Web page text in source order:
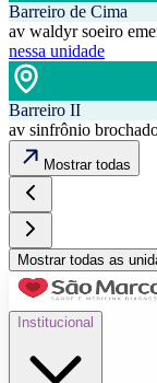
Barreiro de Cima
av waldyr soeiro
nessa unidade
Barreiro II
av sinfrônio
Mostrar todas
Mostrar todas as
Institucional